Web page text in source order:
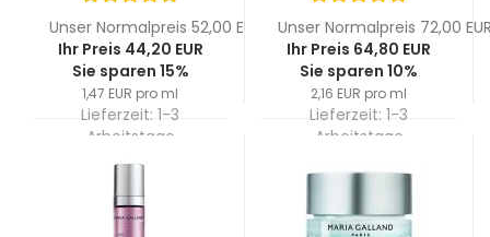
Unser Normalpreis 52,00 EUR
Ihr Preis 44,20 EUR
Sie sparen 15%
1,47 EUR pro ml
Lieferzeit: 1-3
Arbeitstage
Unser Normalpreis 72,00
Ihr Preis 64,80 EUR
Sie sparen 10%
2,16 EUR pro ml
Lieferzeit: 1-3
Arbeitstage